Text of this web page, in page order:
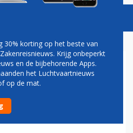
WEG
CENTRUM:
MILJARD' MET
30% korting op het beste van
Krijg onbeperkt
en de bijbehorende Apps.
het Luchtvaartnieuws
op de mat.